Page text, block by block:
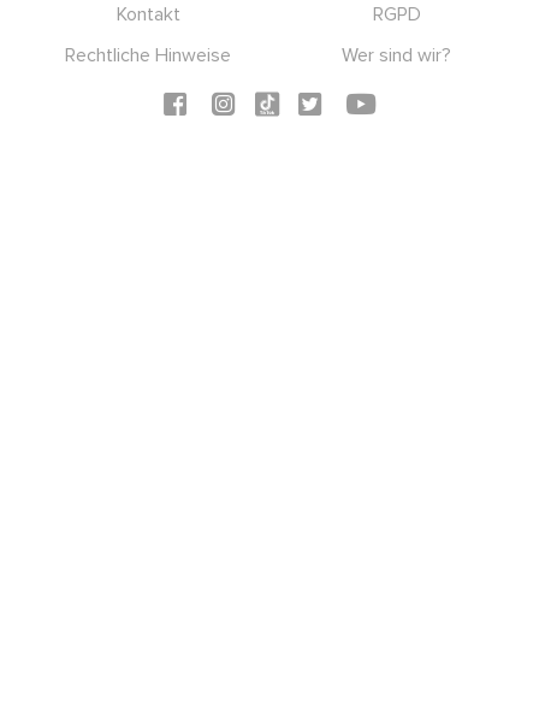
Kontakt
RGPD
Rechtliche Hinweise
Wer sind wir?
Social icons